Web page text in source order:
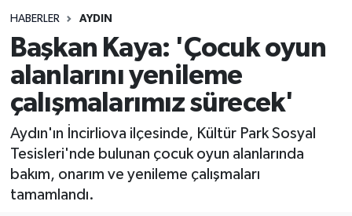
HABERLER AYDIN
Başkan Kaya: 'Çocuk oyun
alanlarını yenileme
çalışmalarımız sürecek'
Aydın'ın İncirliova ilçesinde, Kültür Park Sosyal
Tesisleri'nde bulunan çocuk oyun alanlarında
bakım, onarım ve yenileme çalışmaları
tamamlandı.
Son Dakika Haberleri
Haber Arşivi